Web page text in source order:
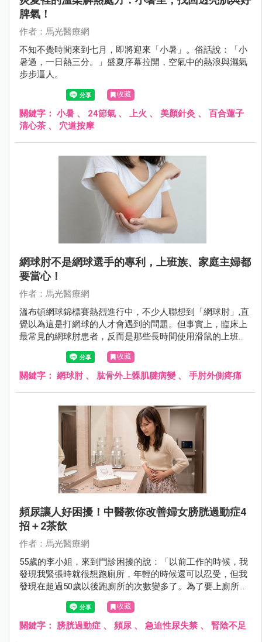
脾氣！
作者：馬光醫療網
不知不覺時間來到七月，即將迎來「小暑」。俗話說：「小
暑過，一日熱三分。」盛夏序幕拉開，空氣中的熱浪與濕氣
步步逼人。
收藏
關鍵字： 小暑 、 24節氣 、 上火 、 美顏針灸 、 百合蓮子
清心茶 、 穴道按摩
網球肘不是網球選手的專利，上班族、家庭主婦都
要當心！
作者：馬光醫療網
溫布頓網球錦標賽熱烈進行中，不少人聯想到「網球肘」,直
覺以為這是打網球的人才會遇到的問題。但事實上，臨床上
最常見的網球肘患者，反而是那些長時間使用滑鼠的上班
族、廚師、木工、美髮師,甚至是每天擰毛巾、提重物的家庭
收藏
關鍵字： 網球肘、 肱骨外上髁肌腱病變、 手肘外側疼痛
頻尿讓人好困擾！中醫教你改善婦女膀胱過動症4
招＋2茶飲
作者：馬光醫療網
55歲的李小姐，來到門診困擾的說：「以前工作的時候，我
發現我緊張時就很想跑廁所，年輕的時候還可以忍受，但我
發現在超過50歲以後跑廁所的次數變多了。為了要上廁所，
都不敢出去外面太久，都沒辦法常常跟朋友或小孩出門玩
了，很煩惱耶！中醫有沒有辦法？！」經問診，看舌脈，辨
別疾病證型及患者體質後，開立中藥和針灸後，李小姐跑廁
收藏
關鍵字： 膀胱過動症 、 頻尿 、 急迫性尿失禁 、 腎陰不足